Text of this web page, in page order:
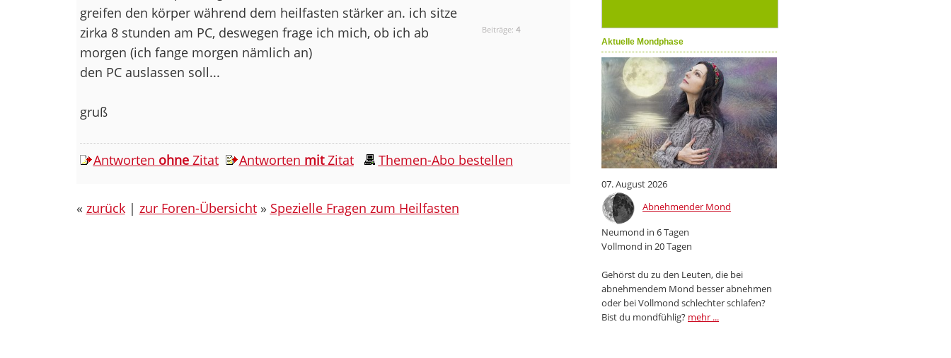
Aktuelle Mondphase
07. August 2026
Abnehmender Mond
Neumond in 6 Tagen
Vollmond in 20 Tagen
Gehörst du zu den Leuten, die bei
abnehmendem Mond besser abnehmen
oder bei Vollmond schlechter schlafen?
Bist du mondfühlig? mehr ...
Beiträge: 4
greifen den körper während dem heilfasten stärker an. ich sitze
zirka 8 stunden am PC, deswegen frage ich mich, ob ich ab
morgen (ich fange morgen nämlich an)
den PC auslassen soll...
gruß
Antworten ohneZitat Antworten mitZitat Themen-Abo bestellen
« zurück| zur Foren-Übersicht» Spezielle Fragen zum Heilfasten